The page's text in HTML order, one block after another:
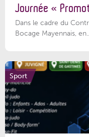
Journée «
Dans le cadre du
Bocage Mayennais, en...
Sport